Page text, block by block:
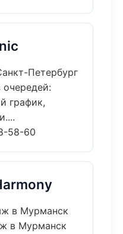
Петербург
очередей:
график,
58-60
в Мурманск
в Мурманск